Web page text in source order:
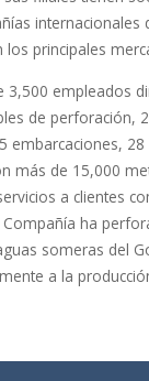
internacionales
principales
3,500 empleados
de perforación,
embarcaciones,
más de 15,000
a clientes
Compañía ha
someras del
a la